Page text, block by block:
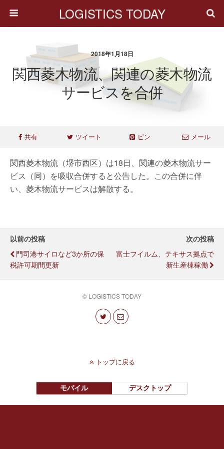
LOGISTICS TODAY
2018年1月18日
関西菱木物流、関連の菱木物流
サービスを合併
共有 ツイート ピン メール
関西菱木物流（堺市西区）は18日、関連の菱木物流サー
ビス（同）を吸収合併すると公告した。この合併に伴
い、菱木物流サービスは解散する。
以前の投稿
門司港サイロなど3か所の保
税許可期間更新
次の投稿
富士フイルム、テキサス拠点で
新生産棟稼働
© LOGISTICS TODAY
トップに戻る
モバイル デスクトップ